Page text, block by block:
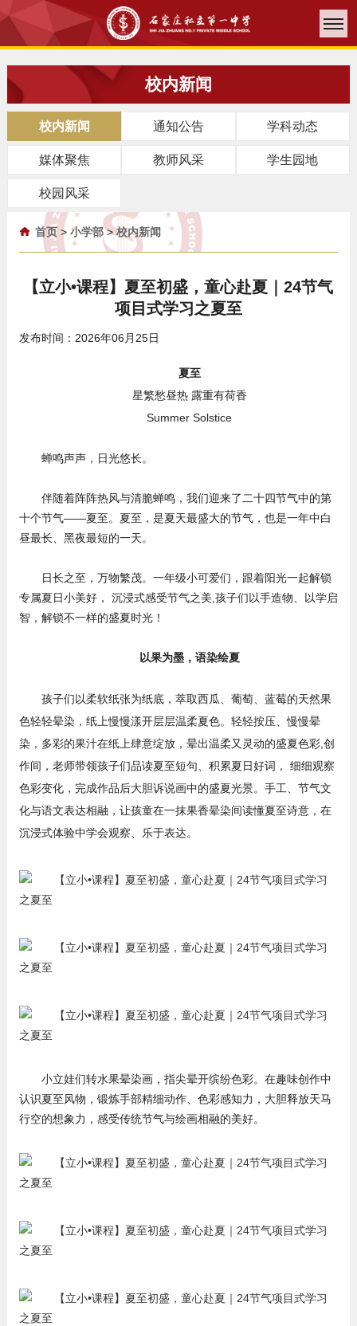
校内新闻
校内新闻 通知公告 学科动态
媒体聚焦 教师风采 学生园地
校园风采
首页> 小学部>校内新闻
【立小•课程】夏至初盛，童心赴夏｜24节气
项目式学习之夏至
发布时间：2026年06月25日
夏至
星繁愁昼热 露重有荷香
Summer Solstice
蝉鸣声声，日光悠长。
伴随着阵阵热风与清脆蝉鸣，我们迎来了二十四节气中的第
十个节气——夏至。夏至，是夏天最盛大的节气，也是一年中白
昼最长、黑夜最短的一天。
日长之至，万物繁茂。一年级小可爱们，跟着阳光一起解锁
专属夏日小美好， 沉浸式感受节气之美,孩子们以手造物、以学启
智，解锁不一样的盛夏时光！
以果为墨，语染绘夏
孩子们以柔软纸张为纸底，萃取西瓜、葡萄、蓝莓的天然果
色轻轻晕染，纸上慢慢漾开层层温柔夏色。轻轻按压、慢慢晕
染，多彩的果汁在纸上肆意绽放，晕出温柔又灵动的盛夏色彩,创
作间，老师带领孩子们品读夏至短句、积累夏日好词， 细细观察
色彩变化，完成作品后大胆诉说画中的盛夏光景。手工、节气文
化与语文表达相融，让孩童在一抹果香晕染间读懂夏至诗意，在
沉浸式体验中学会观察、乐于表达。
小立娃们转水果晕染画，指尖晕开缤纷色彩。在趣味创作中
认识夏至风物，锻炼手部精细动作、色彩感知力，大胆释放天马
行空的想象力，感受传统节气与绘画相融的美好。